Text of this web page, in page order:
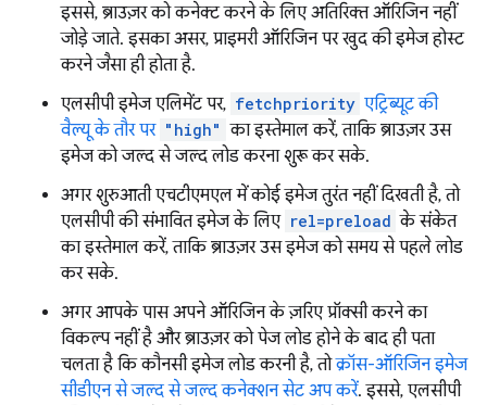
इससे, ब्राउज़र को कनेक्ट करने के लिए अतिरिक्त ऑरिजिन नहीं
जोड़े जाते. इसका असर, प्राइमरी ऑरिजिन पर खुद की इमेज होस्ट
करने जैसा ही होता है.
एलसीपी इमेज एलिमेंट पर, fetchpriority एट्रिब्यूट की
वैल्यू के तौर पर "high" का इस्तेमाल करें, ताकि ब्राउज़र उस
इमेज को जल्द से जल्द लोड करना शुरू कर सके.
अगर शुरुआती एचटीएमएल में कोई इमेज तुरंत नहीं दिखती है, तो
एलसीपी की संभावित इमेज के लिए rel=preload के संकेत
का इस्तेमाल करें, ताकि ब्राउज़र उस इमेज को समय से पहले लोड
कर सके.
अगर आपके पास अपने ऑरिजिन के ज़रिए प्रॉक्सी करने का
विकल्प नहीं है और ब्राउज़र को पेज लोड होने के बाद ही पता
चलता है कि कौनसी इमेज लोड करनी है, तोक्रॉस-ऑरिजिन इमेज
सीडीएन से जल्द से जल्द कनेक्शन सेट अप करें. इससे, एलसीपी